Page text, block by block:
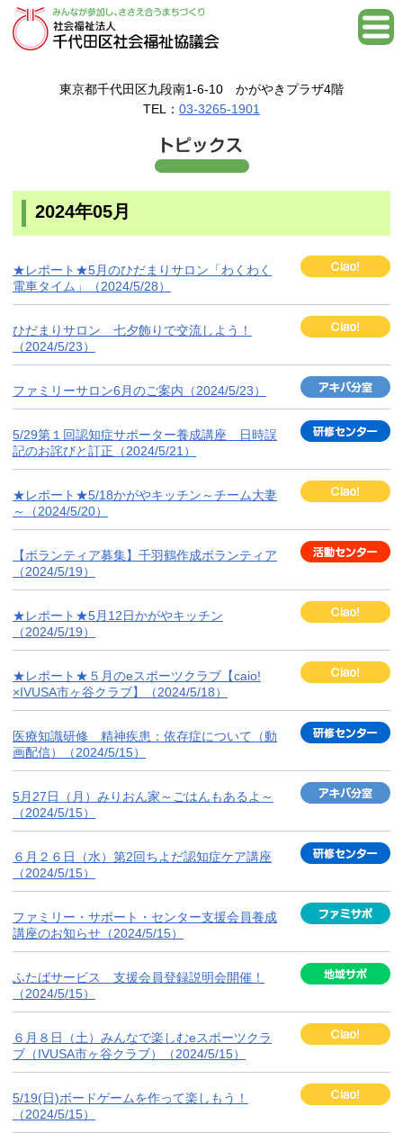
東京都千代田区九段南1-6-10 かがやきプラザ4階
TEL： 03-3265-1901
2024年05月
★レポート★5月のひだまりサロン「わくわく
電車タイム」（2024/5/28）
ひだまりサロン 七夕飾りで交流しよう！
（2024/5/23）
ファミリーサロン6月のご案内（2024/5/23）
5/29第１回認知症サポーター養成講座 日時誤
記のお詫びと訂正（2024/5/21）
★レポート★5/18かがやキッチン～チーム大妻
～（2024/5/20）
【ボランティア募集】千羽鶴作成ボランティア
（2024/5/19）
★レポート★5月12日かがやキッチン
（2024/5/19）
★レポート★５月のeスポーツクラブ【caio!
×IVUSA市ヶ谷クラブ】（2024/5/18）
医療知識研修 精神疾患：依存症について（動
画配信）（2024/5/15）
5月27日（月）みりおん家～ごはんもあるよ～
（2024/5/15）
６月２６日（水）第2回ちよだ認知症ケア講座
（2024/5/15）
ファミリー・サポート・センター支援会員養成
講座のお知らせ（2024/5/15）
ふたばサービス 支援会員登録説明会開催！
（2024/5/15）
６月８日（土）みんなで楽しむeスポーツクラ
ブ（IVUSA市ヶ谷クラブ）（2024/5/15）
5/19(日)ボードゲームを作って楽しもう！
（2024/5/15）